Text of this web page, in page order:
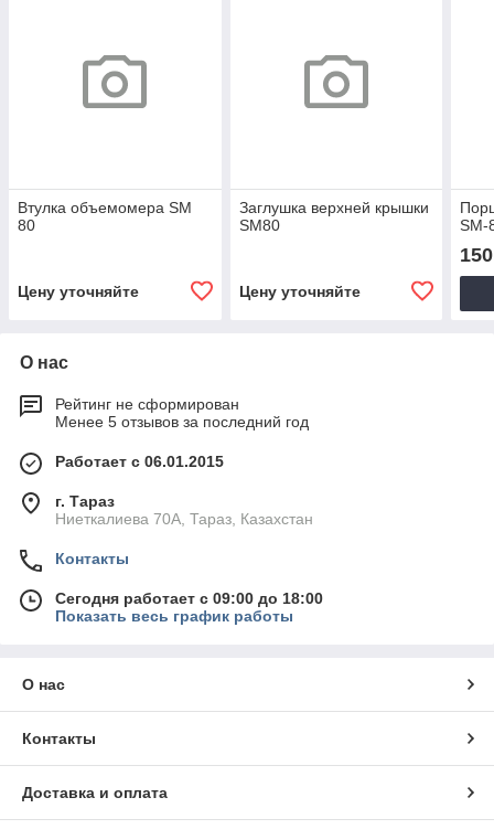
Втулка объемомера SM
80
Цену уточняйте
Заглушка верхней крышки
SM80
Цену уточняйте
SM-
О нас
Рейтинг не сформирован
Менее 5 отзывов за последний год
Работает с 06.01.2015
г. Тараз
Ниеткалиева 70А, Тараз, Казахстан
Контакты
Сегодня работает с 09:00 до 18:00
Показать весь график работы
О нас
Контакты
Доставка и оплата